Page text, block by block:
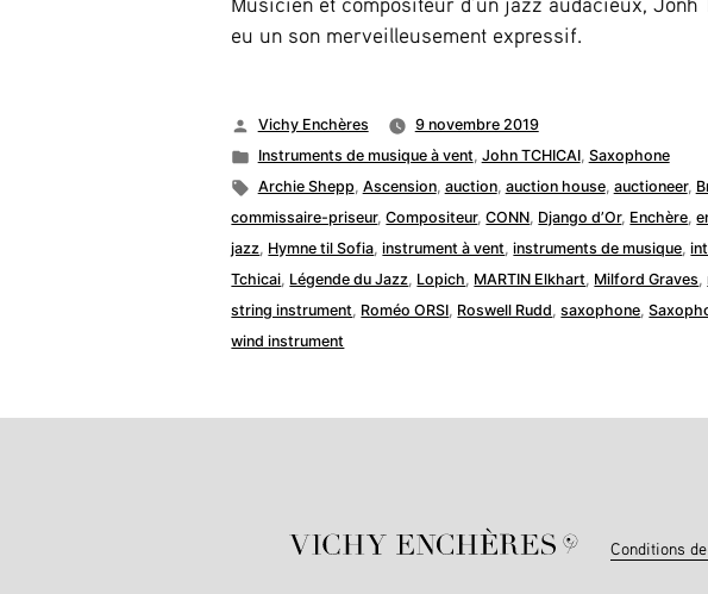
eu un son merveilleusement expressif.
Publié
par
Vichy Enchères
9 novembre 2019
Publié
dans
Instruments de musique à vent, John TCHICAI, Saxophone
Étiquettes :
Archie Shepp, Ascension, auction, auction house, auctioneer,
commissaire-priseur,Compositeur,CONN, Django d’Or, Enchère,
jazz, Hymne til Sofia,instrument à vent,instruments de musique,
Tchicai, Légende du Jazz, Lopich, MARTIN Elkhart, Milford Graves,
string instrument, Roméo ORSI, Roswell Rudd,saxophone,
wind instrument
Conditions